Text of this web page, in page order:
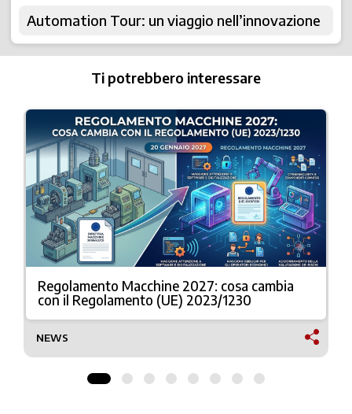
Automation Tour: un viaggio nell’innovazione
Ti potrebbero interessare
Regolamento Macchine 2027: cosa cambia
con il Regolamento (UE) 2023/1230
NEWS